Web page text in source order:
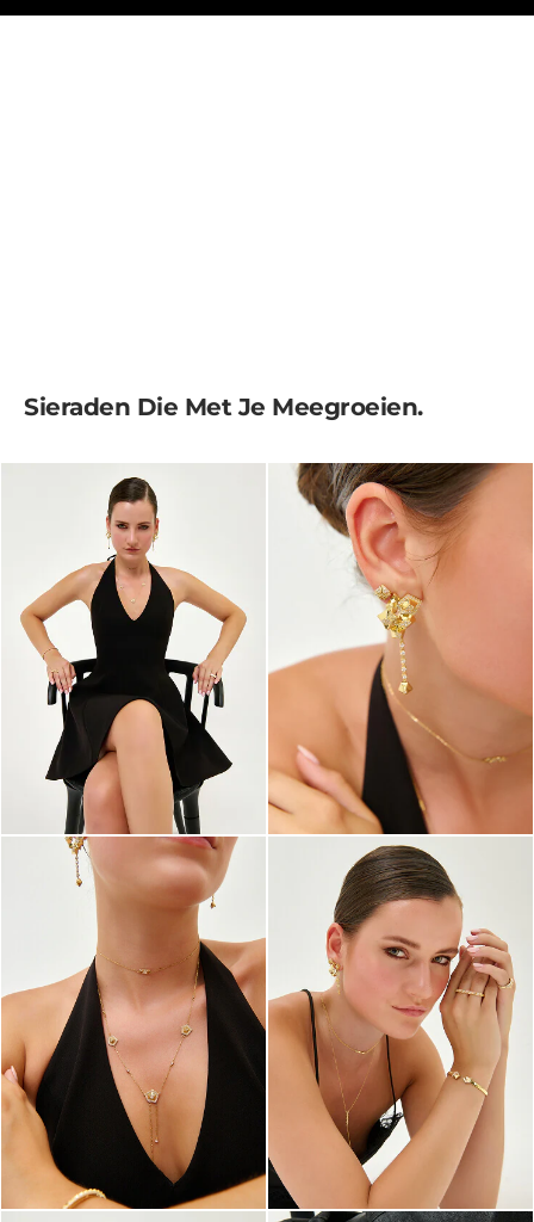
Sieraden Die Met Je Meegroeien.